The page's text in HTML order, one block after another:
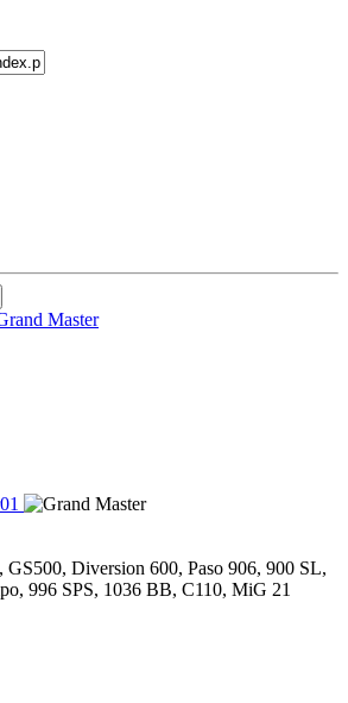
GS500, Diversion 600, Paso 906, 900 SL,
996 SPS, 1036 BB, C110, MiG 21